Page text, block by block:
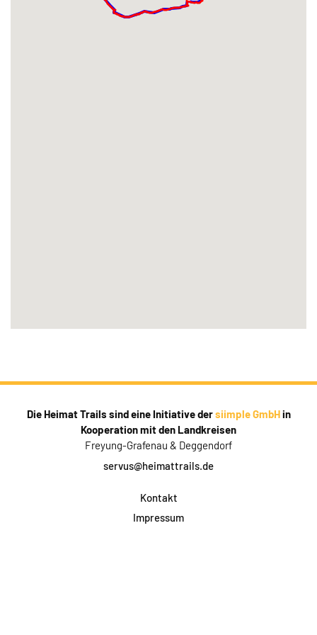
Die Heimat Trails sind eine Initiative dersiimple GmbHin
Kooperation mit den Landkreisen
Freyung-Grafenau & Deggendorf
servus@heimattrails.de
Kontakt
Impressum